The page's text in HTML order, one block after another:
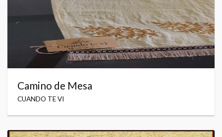
Camino de Mesa
CUANDO TE VI